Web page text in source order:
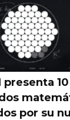
presenta 10
por su